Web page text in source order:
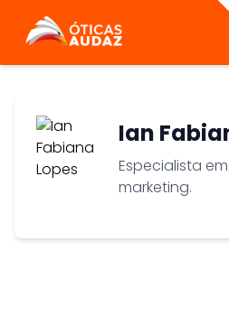
ÓTICAS AUDAZ
Ian
Especialista
marketing.